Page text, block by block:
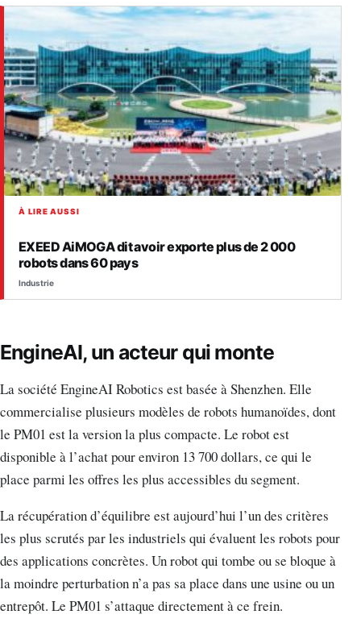
À LIRE AUSSI
EXEED AiMOGA dit avoir exporte plus de 2 000
robots dans 60 pays
Industrie
EngineAI, un acteur qui monte
La société EngineAI Robotics est basée à Shenzhen. Elle
commercialise plusieurs modèles de robots humanoïdes, dont
le PM01 est la version la plus compacte. Le robot est
disponible à l’achat pour environ 13 700 dollars, ce qui le
place parmi les offres les plus accessibles du segment.
La récupération d’équilibre est aujourd’hui l’un des critères
les plus scrutés par les industriels qui évaluent les robots pour
des applications concrètes. Un robot qui tombe ou se bloque à
la moindre perturbation n’a pas sa place dans une usine ou un
entrepôt. Le PM01 s’attaque directement à ce frein.